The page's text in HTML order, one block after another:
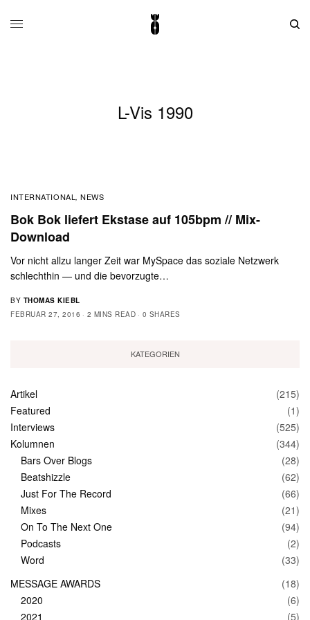
L-Vis 1990
INTERNATIONAL ,NEWS
Bok Bok liefert Ekstase auf 105bpm // Mix-
Download
Vor nicht allzu langer Zeit war MySpace das soziale Netzwerk
schlechthin — und die bevorzugte…
BY THOMAS KIEBL
FEBRUAR 27, 2016
2 MINS READ 0 SHARES
KATEGORIEN
Artikel
(215)
Featured
(1)
Interviews
(525)
Kolumnen
(344)
Bars Over Blogs
(28)
Beatshizzle
(62)
Just For The Record
(66)
Mixes
(21)
On To The Next One
(94)
Podcasts
(2)
Word
(33)
MESSAGE AWARDS
(18)
2020
(6)
2021
(5)